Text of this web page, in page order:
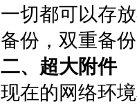
一切都可以存
备份，双重备
二、超大附件
现在的网络环